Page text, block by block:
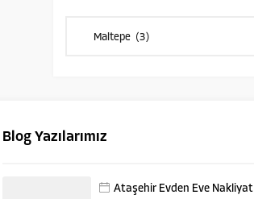
Blog Yazılarımız
Ataşehir Evden Eve Nakliyat